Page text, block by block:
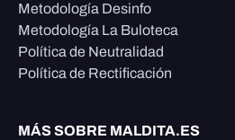
Metodología Desinfo
Metodología La Buloteca
Política de Neutralidad
Política de Rectificación
MÁS SOBRE MALDITA.ES